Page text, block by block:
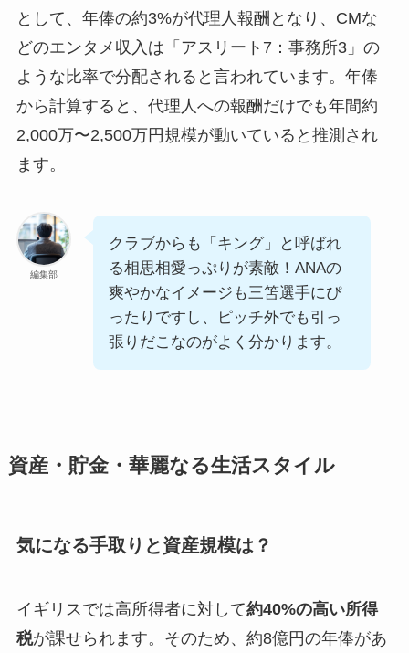
として、年俸の約3%が代理人報酬となり、CMな
どのエンタメ収入は「アスリート7：事務所3」の
ような比率で分配されると言われています。年俸
から計算すると、代理人への報酬だけでも年間約
2,000万〜2,500万円規模が動いていると推測され
ます。
編集部
クラブからも「キング」と呼ばれ
る相思相愛っぷりが素敵！ANAの
爽やかなイメージも三笘選手にぴ
ったりですし、ピッチ外でも引っ
張りだこなのがよく分かります。
資産・貯金・華麗なる生活スタイル
気になる手取りと資産規模は？
イギリスでは高所得者に対して約40%の高い所得
税が課せられます。そのため、約8億円の年俸があ